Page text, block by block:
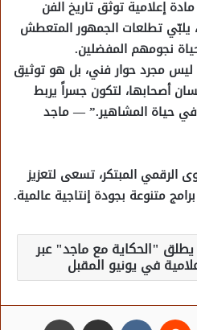
إعلامية توثق تاريخ الفن
يلبّي تطلعات الجمهور المتعطش
نجومهم المفضلين.
ليس مجرد حوار فني، بل هو توثيق
أصحابها، لتكون جسراً يربط
في حياة المشاهير.” — ماجد
الرقمي المبتكر، تسعى لتعزيز
متنوعة بجودة إنتاجية عالمية.
"الحكاية مع ماجد" عبر
في يونيو المقبل
مشاركة عبر البريد